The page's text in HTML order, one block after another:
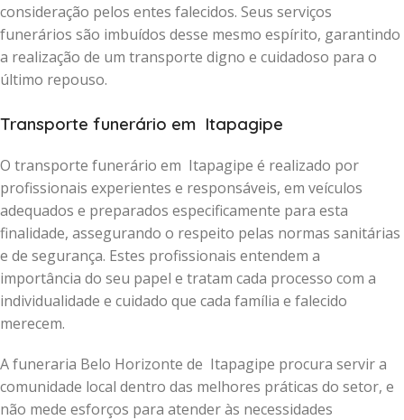
consideração pelos entes falecidos. Seus serviços
funerários são imbuídos desse mesmo espírito, garantindo
a realização de um transporte digno e cuidadoso para o
último repouso.
Transporte funerário em Itapagipe
O transporte funerário em Itapagipe é realizado por
profissionais experientes e responsáveis, em veículos
adequados e preparados especificamente para esta
finalidade, assegurando o respeito pelas normas sanitárias
e de segurança. Estes profissionais entendem a
importância do seu papel e tratam cada processo com a
individualidade e cuidado que cada família e falecido
merecem.
A funeraria Belo Horizonte de Itapagipe procura servir a
comunidade local dentro das melhores práticas do setor, e
não mede esforços para atender às necessidades